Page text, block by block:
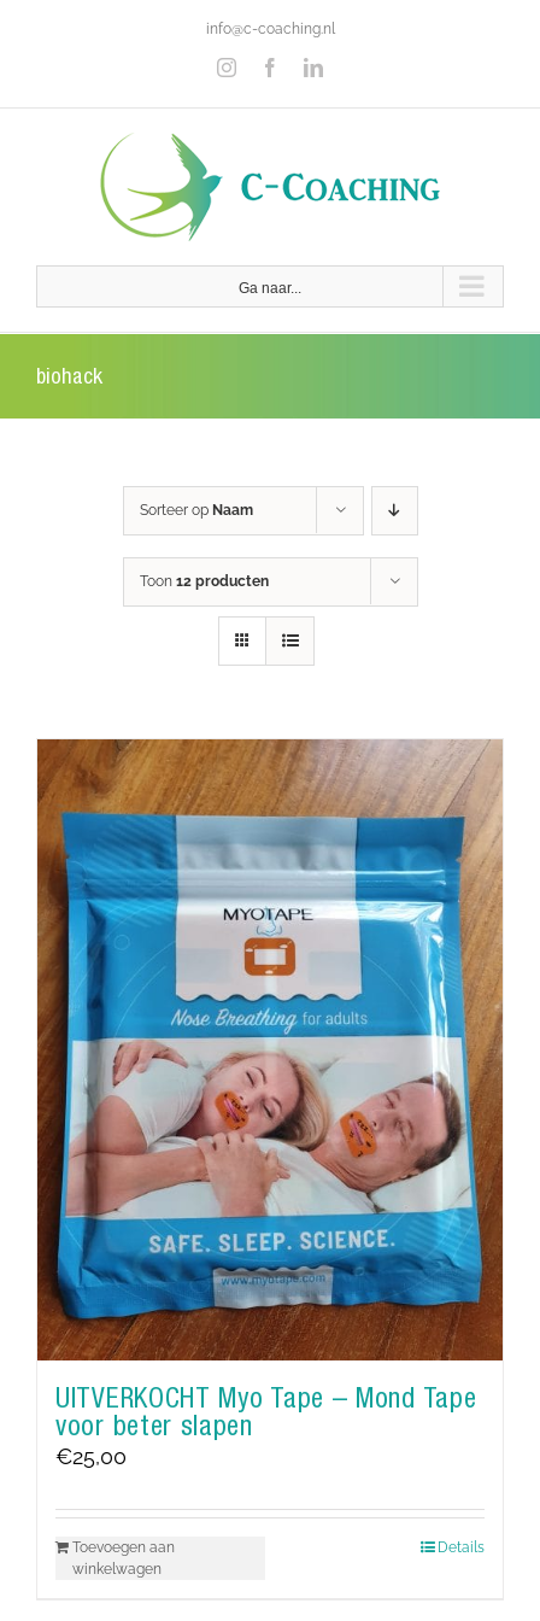
info@c-coaching.nl
InstagramFacebookLinkedIn
Ga naar...
biohack
Sorteer op Naam
Toon 12 producten
UITVERKOCHT Myo Tape – Mond Tape
voor beter slapen
€25,00
Toevoegen aan
winkelwagen
Details